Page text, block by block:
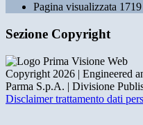
Pagina visualizzata 1719
Sezione Copyright
Copyright 2026 | Engineered
Parma S.p.A. | Divisione
Disclaimer trattamento dati